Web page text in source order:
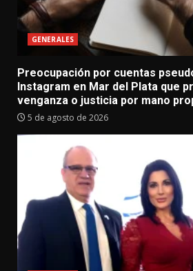
GENERALES
Preocupación por cuentas
Instagram en Mar del Plata que
venganza o justicia por mano
5 de agosto de 2026